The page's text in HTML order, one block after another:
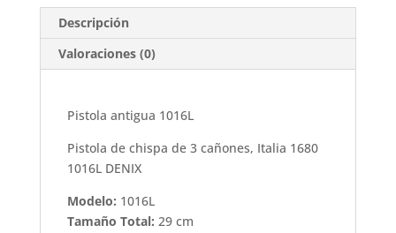
Descripción
Valoraciones (0)
Pistola antigua 1016L
Pistola de chispa de 3 cañones, Italia 1680
1016L DENIX
Modelo: 1016L
Tamaño Total: 29 cm